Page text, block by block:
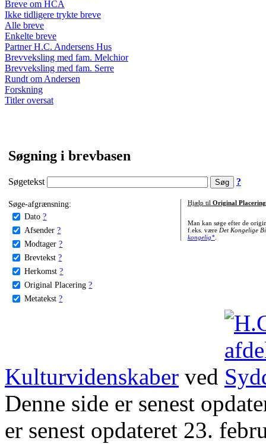
Breve om HCA
Ikke tidligere trykte breve
Alle breve
Enkelte breve
Partner H.C. Andersens Hus
Brevveksling med fam. Melchior
Brevveksling med fam. Serre
Rundt om Andersen
Forskning
Titler oversat
Søgning i brevbasen
Søgetekst ?
Søge-afgrænsning:
Dato ?
Afsender ?
Modtager ?
Brevtekst ?
Herkomst ?
Original Placering ?
Metatekst ?
Hjælp til Original Placering
Man kan søge efter de
f.eks. være Det Kongelige
kongelig*.
Kulturvidenskaber ved
Denne side er senest
er senest opdateret 23.